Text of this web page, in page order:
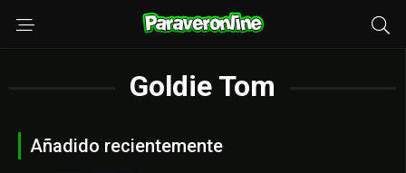
Goldie Tom
Añadido recientemente